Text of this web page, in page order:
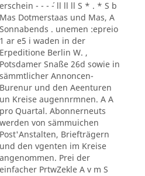
erschein - - - ´- ll ll ll S * . * S b
Mas Dotmerstaas und Mas, A
Sonnabends . unemen :epreio
1 ar e5 i waden in der
Erpeditione Berlin W. ,
Potsdamer Snaße 26d sowie in
sämmtlicher Annoncen-
Burenur und den Aeenturen
un Kreise augennrmnen. A A
pro Quartal. Abonnerneuts
werden von sämmuichen
Post'Anstalten, Briefträgern
und den vgenten im Kreise
angenommen. Prei der
einfacher PrtwZekle A v m S